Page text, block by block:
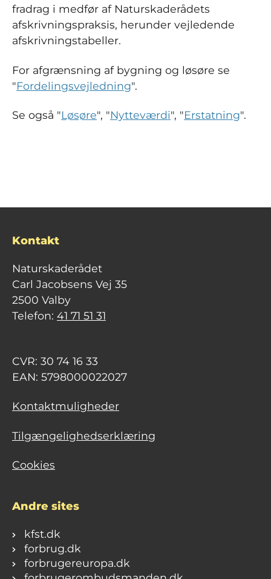
fradrag i medfør af Naturskaderådets
afskrivningspraksis, herunder vejledende
afskrivningstabeller.
For afgrænsning af bygning og løsøre se
"Fordelingsvejledning".
Se også "Løsøre", "Nytteværdi", "Erstatning".
Kontakt
Naturskaderådet
Carl Jacobsens Vej 35
2500 Valby
Telefon: 41 71 51 31
CVR: 30 74 16 33
EAN: 5798000022027
Kontaktmuligheder
Tilgængelighedserklæring
Cookies
Andre sites
kfst.dk
forbrug.dk
forbrugereuropa.dk